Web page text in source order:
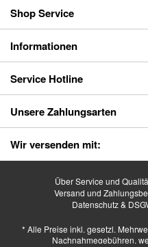
Shop Service
Informationen
Service Hotline
Unsere Zahlungsarten
Wir versenden mit:
Über Service und
Versand und
Datenschutz &
* Alle Preise inkl. gesetzl.
Nachnahmegebühren,